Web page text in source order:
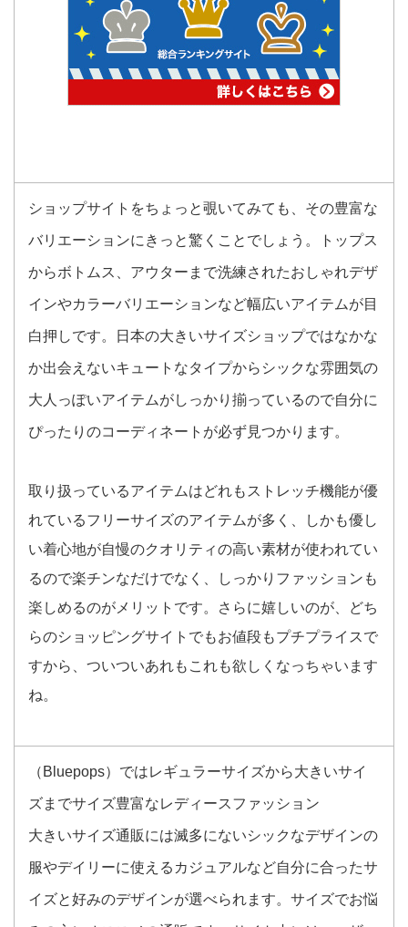
ショップサイトをちょっと覗いてみても、その豊富な
バリエーションにきっと驚くことでしょう。トップス
からボトムス、アウターまで洗練されたおしゃれデザ
インやカラーバリエーションなど幅広いアイテムが目
白押しです。日本の大きいサイズショップではなかな
か出会えないキュートなタイプからシックな雰囲気の
大人っぽいアイテムがしっかり揃っているので自分に
ぴったりのコーディネートが必ず見つかります。
取り扱っているアイテムはどれもストレッチ機能が優
れているフリーサイズのアイテムが多く、しかも優し
い着心地が自慢のクオリティの高い素材が使われてい
るので楽チンなだけでなく、しっかりファッションも
楽しめるのがメリットです。さらに嬉しいのが、どち
らのショッピングサイトでもお値段もプチプライスで
すから、ついついあれもこれも欲しくなっちゃいます
ね。
（Bluepops）ではレギュラーサイズから大きいサイ
ズまでサイズ豊富なレディースファッション
大きいサイズ通販には滅多にないシックなデザインの
服やデイリーに使えるカジュアルなど自分に合ったサ
イズと好みのデザインが選べられます。サイズでお悩